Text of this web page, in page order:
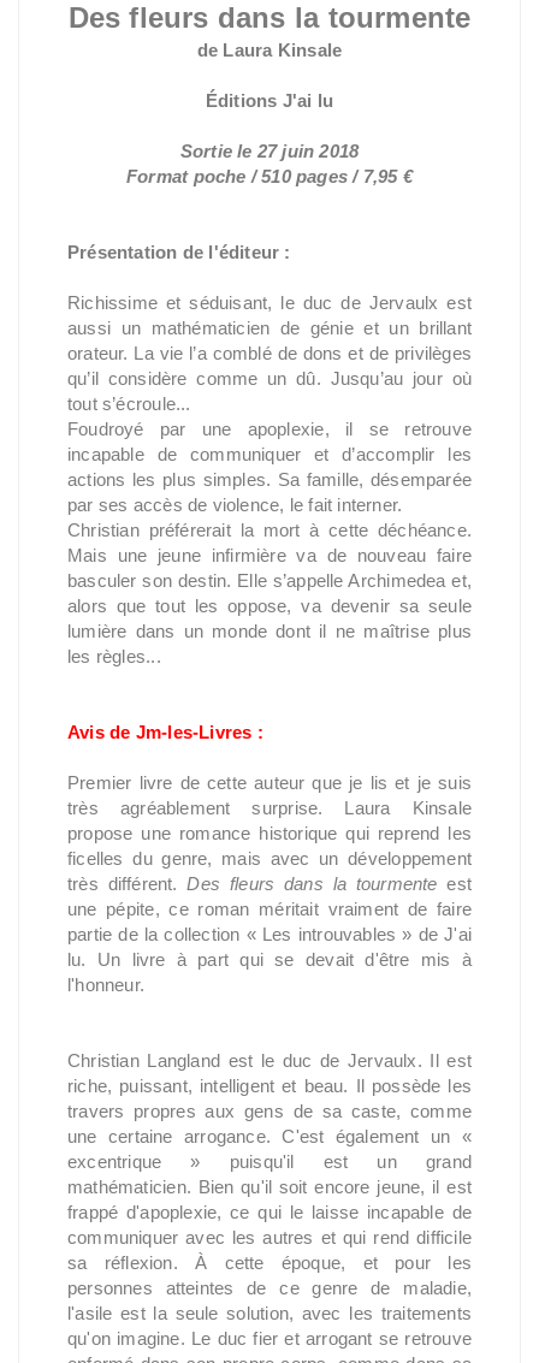
Des fleurs dans la tourmente
de Laura Kinsale
Éditions J'ai lu
Sortie le 27 juin 2018
Format poche / 510 pages / 7,95 €
Présentation de l'éditeur :
Richissime et séduisant, le duc de Jervaulx est
aussi un mathématicien de génie et un brillant
orateur. La vie l’a comblé de dons et de privilèges
qu’il considère comme un dû. Jusqu’au jour où
tout s’écroule...
Foudroyé par une apoplexie, il se retrouve
incapable de communiquer et d’accomplir les
actions les plus simples. Sa famille, désemparée
par ses accès de violence, le fait interner.
Christian préférerait la mort à cette déchéance.
Mais une jeune infirmière va de nouveau faire
basculer son destin. Elle s’appelle Archimedea et,
alors que tout les oppose, va devenir sa seule
lumière dans un monde dont il ne maîtrise plus
les règles...
Avis de Jm-les-Livres :
Premier livre de cette auteur que je lis et je suis
très agréablement surprise. Laura Kinsale
propose une romance historique qui reprend les
ficelles du genre, mais avec un développement
très différent.Des fleurs dans la tourmente est
une pépite, ce roman méritait vraiment de faire
partie de la collection « Les introuvables » de J'ai
lu. Un livre à part qui se devait d'être mis à
l'honneur.
Christian Langland est le duc de Jervaulx. Il est
riche, puissant, intelligent et beau. Il possède les
travers propres aux gens de sa caste, comme
une certaine arrogance. C'est également un «
excentrique » puisqu'il est un grand
mathématicien. Bien qu'il soit encore jeune, il est
frappé d'apoplexie, ce qui le laisse incapable de
communiquer avec les autres et qui rend difficile
sa réflexion. À cette époque, et pour les
personnes atteintes de ce genre de maladie,
l'asile est la seule solution, avec les traitements
qu'on imagine. Le duc fier et arrogant se retrouve